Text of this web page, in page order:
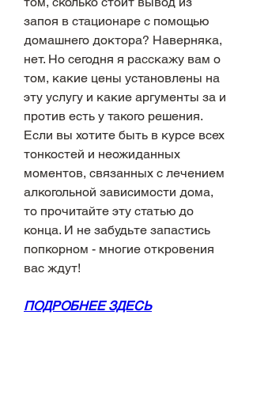
запоя в стационаре с помощью
домашнего доктора? Наверняка,
нет. Но сегодня я расскажу вам о
том, какие цены установлены на
эту услугу и какие аргументы за и
против есть у такого решения.
Если вы хотите быть в курсе всех
тонкостей и неожиданных
моментов, связанных с лечением
алкогольной зависимости дома,
то прочитайте эту статью до
конца. И не забудьте запастись
попкорном - многие откровения
вас ждут!
ПОДРОБНЕЕ ЗДЕСЬ